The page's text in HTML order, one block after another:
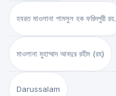
হযরত মাওলানা শামসুল হক ফরিদপুরী রহ.
মাওলানা মুহাম্মাদ আবদুর রহীম (রহ)
Darussalam